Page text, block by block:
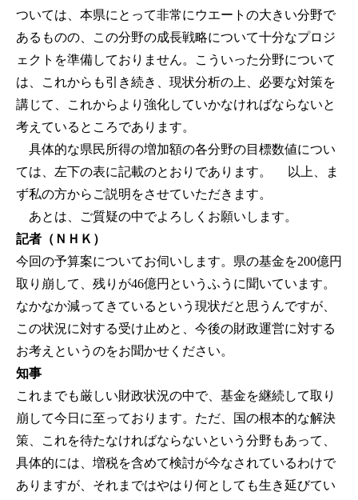
ついては、本県にとって非常にウエートの大きい分野で
あるものの、この分野の成長戦略について十分なプロジ
ェクトを準備しておりません。こういった分野について
は、これからも引き続き、現状分析の上、必要な対策を
講じて、これからより強化していかなければならないと
考えているところであります。
具体的な県民所得の増加額の各分野の目標数値につい
ては、左下の表に記載のとおりであります。 以上、ま
ず私の方からご説明をさせていただきます。
あとは、ご質疑の中でよろしくお願いします。
記者（ＮＨＫ）
今回の予算案についてお伺いします。県の基金を200億円
取り崩して、残りが46億円というふうに聞いています。
なかなか減ってきているという現状だと思うんですが、
この状況に対する受け止めと、今後の財政運営に対する
お考えというのをお聞かせください。
知事
これまでも厳しい財政状況の中で、基金を継続して取り
崩して今日に至っております。ただ、国の根本的な解決
策、これを待たなければならないという分野もあって、
具体的には、増税を含めて検討が今なされているわけで
ありますが、それまではやはり何としても生き延びてい